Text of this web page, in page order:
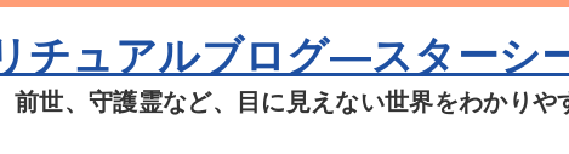
チュアルブログ―スターシ
世、守護霊など、目に見えない世界をわかり